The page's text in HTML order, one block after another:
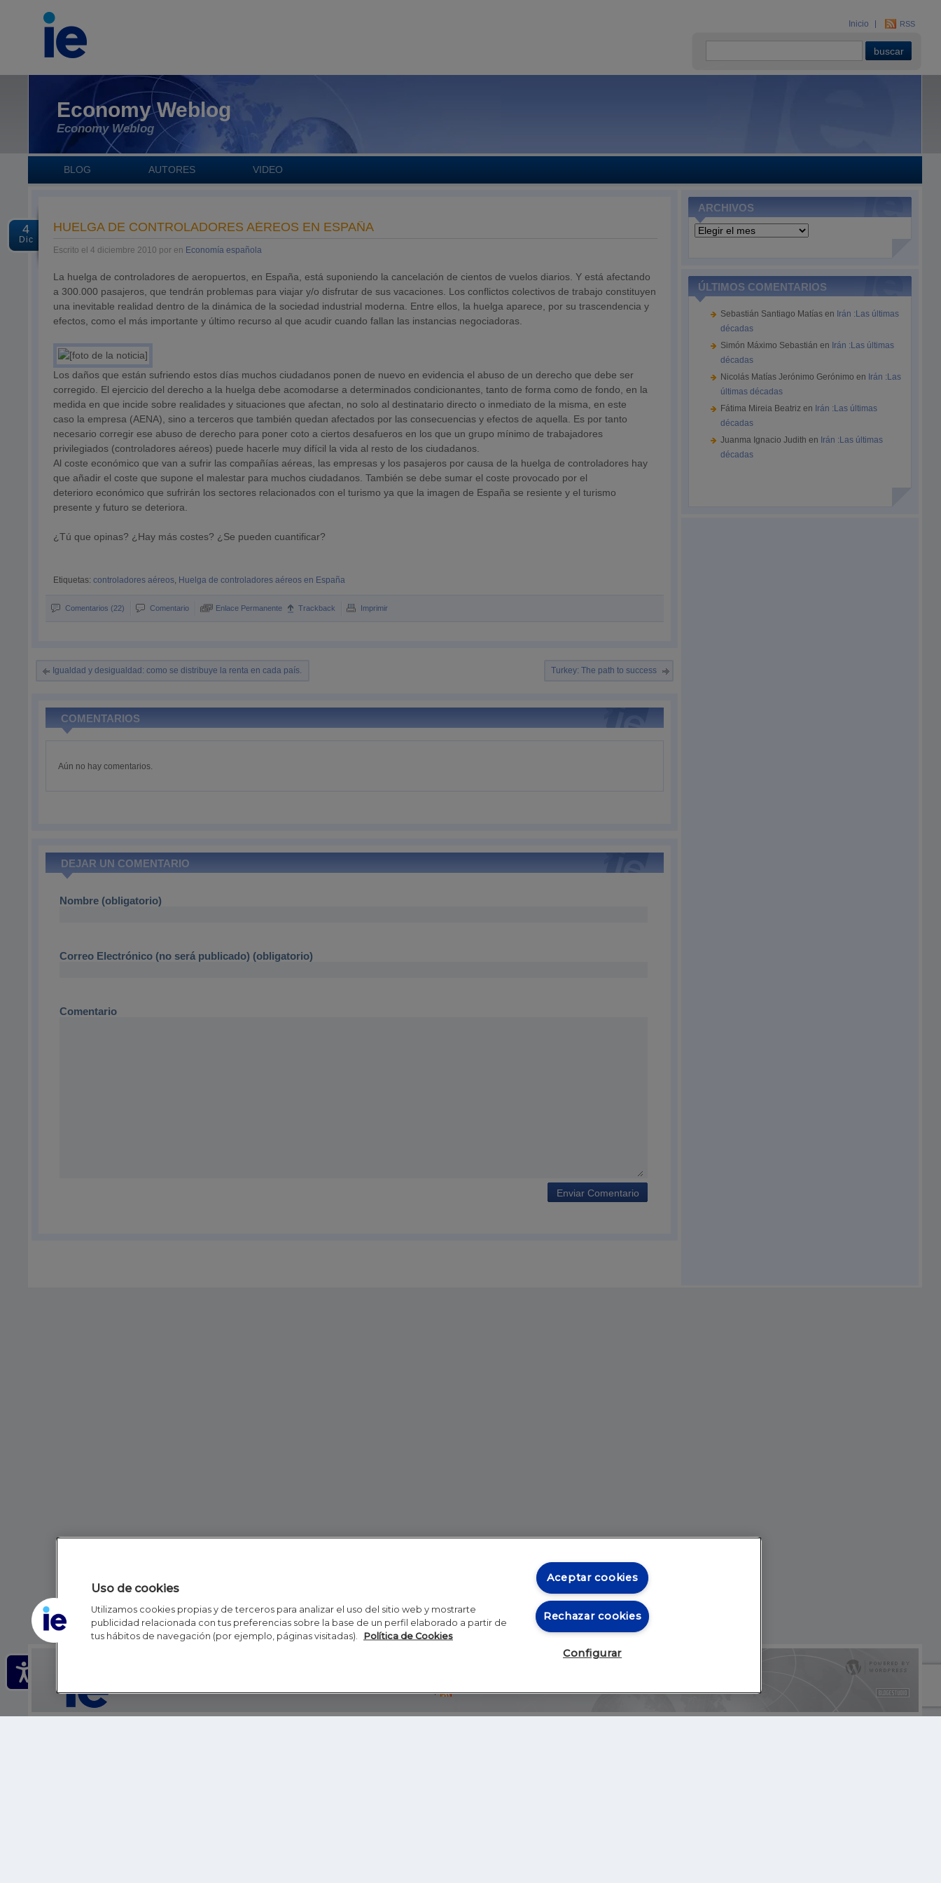
Inicio RSS
Economy Weblog
Economy Weblog
BLOG AUTORES VIDEO
4
Dic
HUELGA DE CONTROLADORES AÉREOS EN ESPAÑA
Escrito el 4 diciembre 2010 por en Economía española
La huelga de controladores de aeropuertos, en España, está suponiendo la cancelación de cientos de vuelos diarios. Y está afectando
a 300.000 pasajeros, que tendrán problemas para viajar y/o disfrutar de sus vacaciones. Los conflictos colectivos de trabajo constituyen
una inevitable realidad dentro de la dinámica de la sociedad industrial moderna. Entre ellos, la huelga aparece, por su trascendencia y
efectos, como el más importante y último recurso al que acudir cuando fallan las instancias negociadoras.
Los daños que están sufriendo estos días muchos ciudadanos ponen de nuevo en evidencia el abuso de un derecho que debe ser
corregido. El ejercicio del derecho a la huelga debe acomodarse a determinados condicionantes, tanto de forma como de fondo, en la
medida en que incide sobre realidades y situaciones que afectan, no solo al destinatario directo o inmediato de la misma, en este
caso la empresa (AENA), sino a terceros que también quedan afectados por las consecuencias y efectos de aquella. Es por tanto
necesario corregir ese abuso de derecho para poner coto a ciertos desafueros en los que un grupo mínimo de trabajadores
privilegiados (controladores aéreos) puede hacerle muy difícil la vida al resto de los ciudadanos.
Al coste económico que van a sufrir las compañías aéreas, las empresas y los pasajeros por causa de la huelga de controladores hay
que añadir el coste que supone el malestar para muchos ciudadanos. También se debe sumar el coste provocado por el
deterioro económico que sufrirán los sectores relacionados con el turismo ya que la imagen de España se resiente y el turismo
presente y futuro se deteriora.
¿Tú que opinas? ¿Hay más costes? ¿Se pueden cuantificar?
Etiquetas:controladores aéreos, Huelga de controladores aéreos en España
Comentarios (22) Comentario Enlace Permanente Trackback Imprimir
Igualdad y desigualdad: como se distribuye la renta en cada país. Turkey: The path to success
COMENTARIOS
Aún no hay comentarios.
DEJAR UN COMENTARIO
Nombre (obligatorio)
Correo Electrónico (no será publicado) (obligatorio)
Comentario
ARCHIVOS
Archivos
ÚLTIMOS COMENTARIOS
Sebastián Santiago Matías en Irán :Las últimas
décadas
Simón Máximo Sebastián en Irán :Las últimas
décadas
Nicolás Matías Jerónimo Gerónimo en Irán :Las
últimas décadas
Fátima Mireia Beatriz en Irán :Las últimas
décadas
Juanma Ignacio Judith en Irán :Las últimas
décadas
Inicio RSS
Uso de cookies
Utilizamos cookies propias y de terceros para analizar el uso del sitio web y mostrarte
publicidad relacionada con tus preferencias sobre la base de un perfil elaborado a partir de
tus hábitos de navegación (por ejemplo, páginas visitadas).
Política de Cookies
Aceptar cookies
Rechazar cookies
Configurar